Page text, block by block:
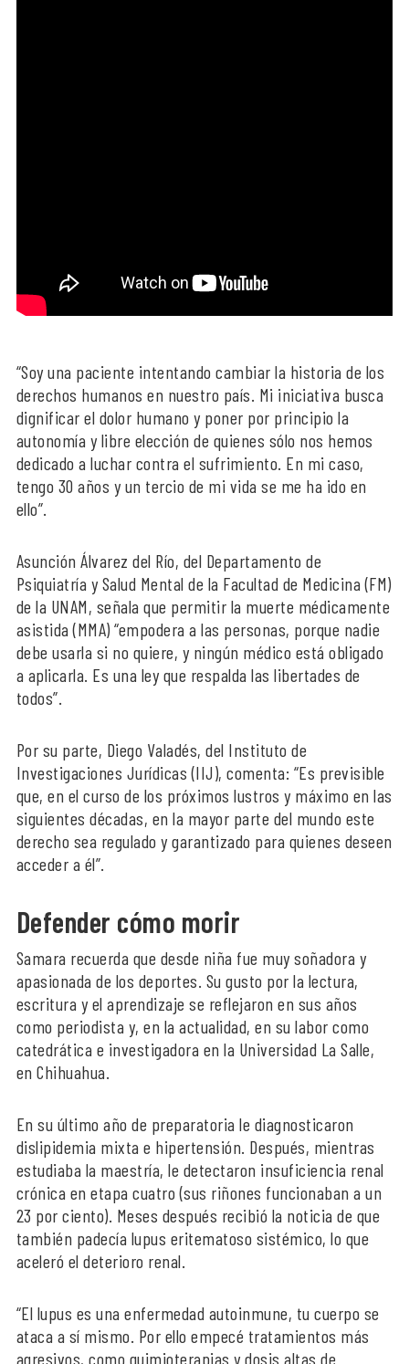
“Soy una paciente intentando cambiar la historia de los
derechos humanos en nuestro país. Mi iniciativa busca
dignificar el dolor humano y poner por principio la
autonomía y libre elección de quienes sólo nos hemos
dedicado a luchar contra el sufrimiento. En mi caso,
tengo 30 años y un tercio de mi vida se me ha ido en
ello”.
Asunción Álvarez del Río, del Departamento de
Psiquiatría y Salud Mental de la Facultad de Medicina (FM)
de la UNAM, señala que permitir la muerte médicamente
asistida (MMA) “empodera a las personas, porque nadie
debe usarla si no quiere, y ningún médico está obligado
a aplicarla. Es una ley que respalda las libertades de
todos”.
Por su parte, Diego Valadés, del Instituto de
Investigaciones Jurídicas (IIJ), comenta: “Es previsible
que, en el curso de los próximos lustros y máximo en las
siguientes décadas, en la mayor parte del mundo este
derecho sea regulado y garantizado para quienes deseen
acceder a él”.
Defender cómo morir
Samara recuerda que desde niña fue muy soñadora y
apasionada de los deportes. Su gusto por la lectura,
escritura y el aprendizaje se reflejaron en sus años
como periodista y, en la actualidad, en su labor como
catedrática e investigadora en la Universidad La Salle,
en Chihuahua.
En su último año de preparatoria le diagnosticaron
dislipidemia mixta e hipertensión. Después, mientras
estudiaba la maestría, le detectaron insuficiencia renal
crónica en etapa cuatro (sus riñones funcionaban a un
23 por ciento). Meses después recibió la noticia de que
también padecía lupus eritematoso sistémico, lo que
aceleró el deterioro renal.
“El lupus es una enfermedad autoinmune, tu cuerpo se
ataca a sí mismo. Por ello empecé tratamientos más
agresivos, como quimioterapias y dosis altas de